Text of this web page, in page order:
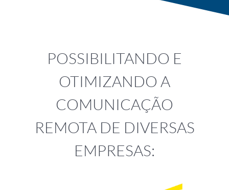
POSSIBILITANDO E
OTIMIZANDO A
COMUNICAÇÃO
REMOTA DE DIVERSAS
EMPRESAS: